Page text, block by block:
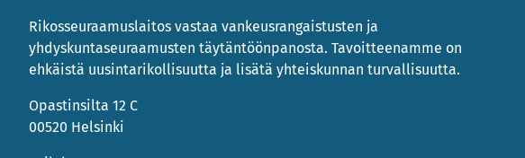
Rikosseuraamuslaitos vastaa vankeusrangaistusten ja
yhdyskuntaseuraamusten täytäntöönpanosta. Tavoitteenamme on
ehkäistä uusintarikollisuutta ja lisätä yhteiskunnan turvallisuutta.
Opastinsilta 12 C
00520 Helsinki